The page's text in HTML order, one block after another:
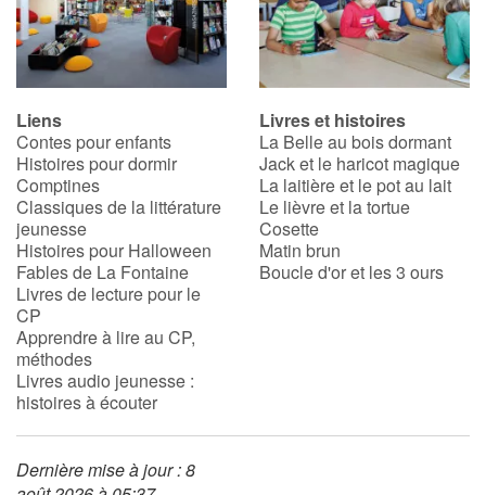
Liens
Contes pour enfants
Histoires pour dormir
Comptines
Classiques de la littérature
jeunesse
Histoires pour Halloween
Fables de La Fontaine
Livres de lecture pour le
CP
Apprendre à lire au CP,
méthodes
Livres audio jeunesse :
histoires à écouter
Livres et histoires
La Belle au bois dormant
Jack et le haricot magique
La laitière et le pot au lait
Le lièvre et la tortue
Cosette
Matin brun
Boucle d'or et les 3 ours
Dernière mise à jour : 8